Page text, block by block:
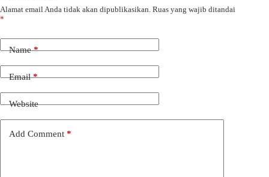
Alamat email Anda tidak akan dipublikasikan. Ruas yang wajib ditandai
*
Name*
Email*
Website
Add Comment *